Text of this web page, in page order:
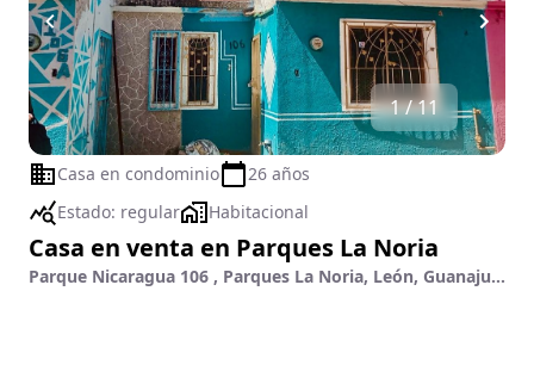
1 / 11
Casa en condominio
26 años
Estado: regular Habitacional
Casa en venta en Parques La Noria
Parque Nicaragua 106 , Parques La Noria, León, Guanajuato